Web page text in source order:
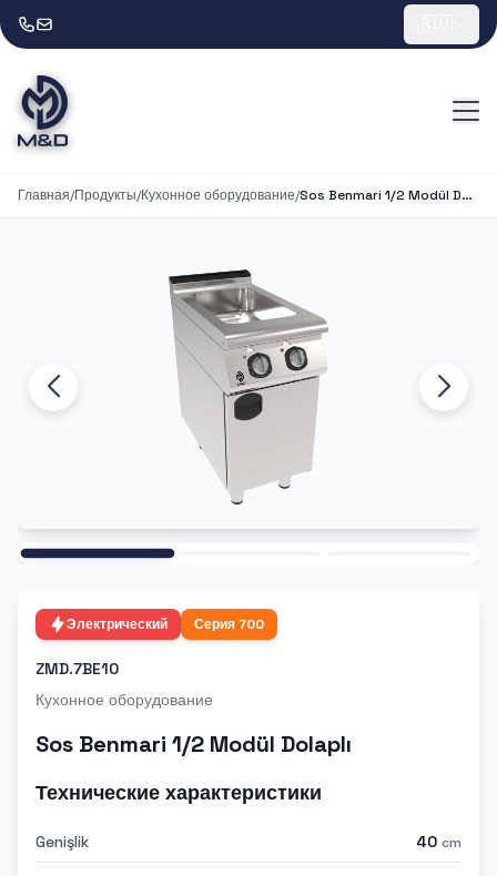
Главная/Продукты/Кухонное оборудование/ Sos Benmari 1/2 Modül Dolaplı
Электрический Серия700
ZMD.7BE10
Кухонное оборудование
Sos Benmari 1/2 Modül Dolaplı
Технические характеристики
Genişlik 40 cm